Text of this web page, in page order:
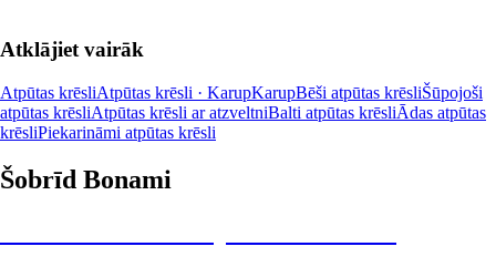
Atklājiet vairāk
Atpūtas krēsliAtpūtas krēsli · KarupKarupBēši atpūtas krēsliŠūpojoši
atpūtas krēsliAtpūtas krēsli ar atzveltniBalti atpūtas krēsliĀdas atpūtas
krēsliPiekarināmi atpūtas krēsli
Šobrīd Bonami